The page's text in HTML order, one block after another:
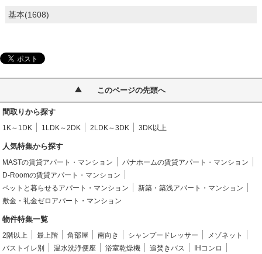
基本(1608)
このページの先頭へ
間取りから探す
1K～1DK 1LDK～2DK 2LDK～3DK 3DK以上
人気特集から探す
MASTの賃貸アパート・マンション
パナホームの賃貸アパート・マンション
D-Roomの賃貸アパート・マンション
ペットと暮らせるアパート・マンション
新築・築浅アパート・マンション
敷金・礼金ゼロアパート・マンション
物件特集一覧
2階以上 最上階 角部屋 南向き シャンプードレッサー
メゾネット
バストイレ別
温水洗浄便座 浴室乾燥機 追焚きバス
IHコンロ